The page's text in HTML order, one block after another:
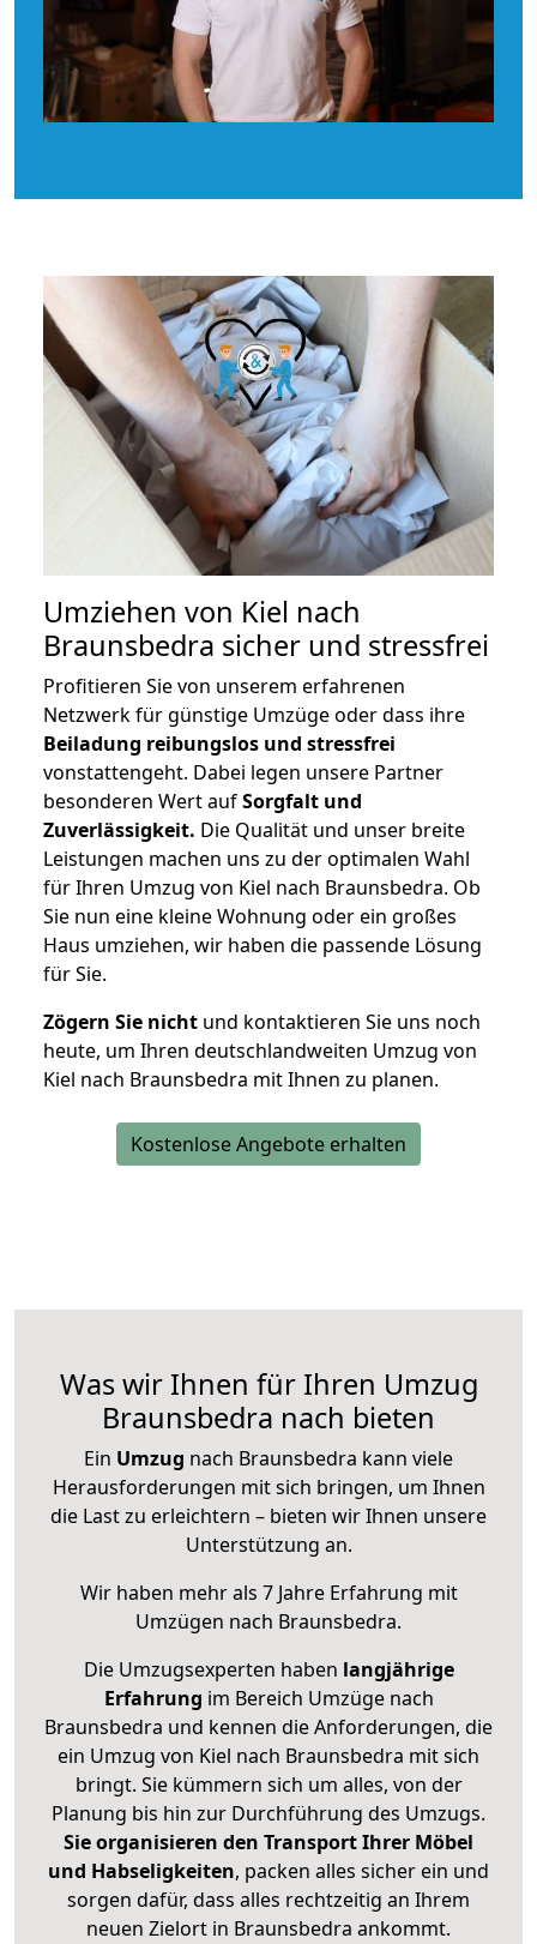
Umziehen von Kiel nach
Braunsbedra sicher und stressfrei
Profitieren Sie von unserem erfahrenen
Netzwerk für günstige Umzüge oder dass ihre
Beiladung reibungslos und stressfrei
vonstattengeht. Dabei legen unsere Partner
besonderen Wert aufSorgfalt und
Zuverlässigkeit. Die Qualität und unser breite
Leistungen machen uns zu der optimalen Wahl
für Ihren Umzug von Kiel nach Braunsbedra. Ob
Sie nun eine kleine Wohnung oder ein großes
Haus umziehen, wir haben die passende Lösung
für Sie.
Zögern Sie nicht und kontaktieren Sie uns noch
heute, um Ihren deutschlandweiten Umzug von
Kiel nach Braunsbedra mit Ihnen zu planen.
Kostenlose Angebote erhalten
Was wir Ihnen für Ihren Umzug
Braunsbedra nach bieten
Ein Umzug nach Braunsbedra kann viele
Herausforderungen mit sich bringen, um Ihnen
die Last zu erleichtern – bieten wir Ihnen unsere
Unterstützung an.
Wir haben mehr als 7 Jahre Erfahrung mit
Umzügen nach Braunsbedra.
Die Umzugsexperten haben langjährige
Erfahrung im Bereich Umzüge nach
Braunsbedra und kennen die Anforderungen, die
ein Umzug von Kiel nach Braunsbedra mit sich
bringt. Sie kümmern sich um alles, von der
Planung bis hin zur Durchführung des Umzugs.
Sie organisieren den Transport Ihrer Möbel
und Habseligkeiten, packen alles sicher ein und
sorgen dafür, dass alles rechtzeitig an Ihrem
neuen Zielort in Braunsbedra ankommt.